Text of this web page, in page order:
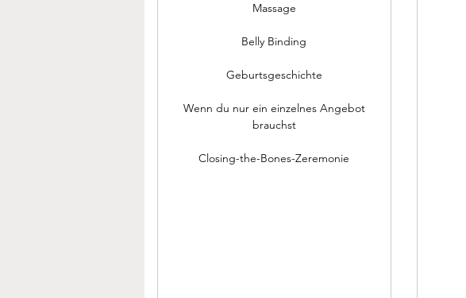
Massage
Belly Binding
Geburtsgeschichte
Wenn du nur ein einzelnes Angebot
brauchst
Closing-the-Bones-Zeremonie